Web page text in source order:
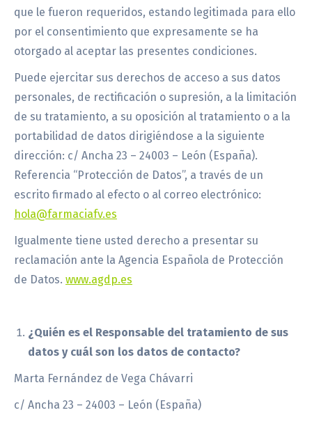
que le fueron requeridos, estando legitimada para ello
por el consentimiento que expresamente se ha
otorgado al aceptar las presentes condiciones.
Puede ejercitar sus derechos de acceso a sus datos
personales, de rectificación o supresión, a la limitación
de su tratamiento, a su oposición al tratamiento o a la
portabilidad de datos dirigiéndose a la siguiente
dirección: c/ Ancha 23 – 24003 – León (España).
Referencia “Protección de Datos”, a través de un
escrito firmado al efecto o al correo electrónico:
hola@farmaciafv.es
Igualmente tiene usted derecho a presentar su
reclamación ante la Agencia Española de Protección
de Datos. www.agdp.es
¿Quién es el Responsable del tratamiento de sus
datos y cuál son los datos de contacto?
Marta Fernández de Vega Chávarri
c/ Ancha 23 – 24003 – León (España)